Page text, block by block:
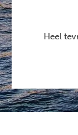
Heel